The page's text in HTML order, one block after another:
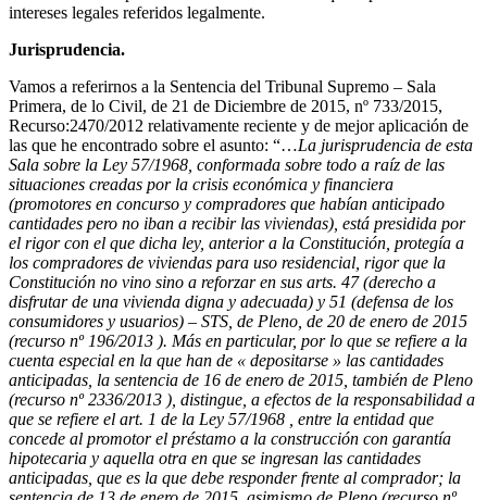
intereses legales referidos legalmente.
Jurisprudencia.
Vamos a referirnos a la Sentencia del Tribunal Supremo – Sala
Primera, de lo Civil, de 21 de Diciembre de 2015, nº 733/2015,
Recurso:2470/2012 relativamente reciente y de mejor aplicación de
las que he encontrado sobre el asunto: “…La jurisprudencia de esta
Sala sobre la Ley 57/1968, conformada sobre todo a raíz de las
situaciones creadas por la crisis económica y financiera
(promotores en concurso y compradores que habían anticipado
cantidades pero no iban a recibir las viviendas), está presidida por
el rigor con el que dicha ley, anterior a la Constitución, protegía a
los compradores de viviendas para uso residencial, rigor que la
Constitución no vino sino a reforzar en sus arts. 47 (derecho a
disfrutar de una vivienda digna y adecuada) y 51 (defensa de los
consumidores y usuarios) – STS, de Pleno, de 20 de enero de 2015
(recurso nº 196/2013 ). Más en particular, por lo que se refiere a la
cuenta especial en la que han de « depositarse » las cantidades
anticipadas, la sentencia de 16 de enero de 2015, también de Pleno
(recurso nº 2336/2013 ), distingue, a efectos de la responsabilidad a
que se refiere el art. 1 de la Ley 57/1968 , entre la entidad que
concede al promotor el préstamo a la construcción con garantía
hipotecaria y aquella otra en que se ingresan las cantidades
anticipadas, que es la que debe responder frente al comprador; la